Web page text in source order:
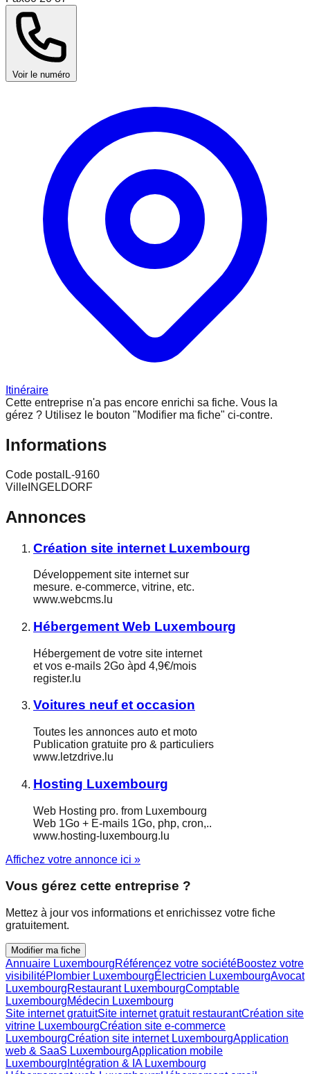
Voir le numéro
Itinéraire
Cette entreprise n'a pas encore enrichi sa fiche. Vous la
gérez ? Utilisez le bouton "Modifier ma fiche" ci-contre.
Informations
Code postal L-9160
Ville INGELDORF
Annonces
Création site internet Luxembourg
Développement site internet sur
mesure. e-commerce, vitrine, etc.
www.webcms.lu
Hébergement Web Luxembourg
Hébergement de votre site internet
et vos e-mails 2Go àpd 4,9€/mois
register.lu
Voitures neuf et occasion
Toutes les annonces auto et moto
Publication gratuite pro & particuliers
www.letzdrive.lu
Hosting Luxembourg
Web Hosting pro. from Luxembourg
Web 1Go + E-mails 1Go, php, cron,..
www.hosting-luxembourg.lu
Affichez votre annonce ici »
Vous gérez cette entreprise ?
Mettez à jour vos informations et enrichissez votre fiche
gratuitement.
Modifier ma fiche
Annuaire LuxembourgRéférencez votre sociétéBoostez votre
visibilitéPlombier LuxembourgÉlectricien LuxembourgAvocat
LuxembourgRestaurant LuxembourgComptable
LuxembourgMédecin Luxembourg
Site internet gratuitSite internet gratuit restaurantCréation site
vitrine LuxembourgCréation site e-commerce
LuxembourgCréation site internet LuxembourgApplication
web & SaaS LuxembourgApplication mobile
Luxembourg Intégration & IA Luxembourg